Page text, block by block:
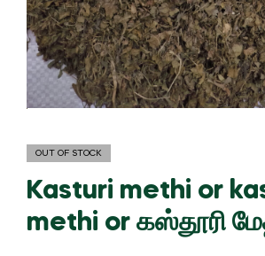
OUT OF STOCK
Kasturi methi or
methi or கஸ்தூரி